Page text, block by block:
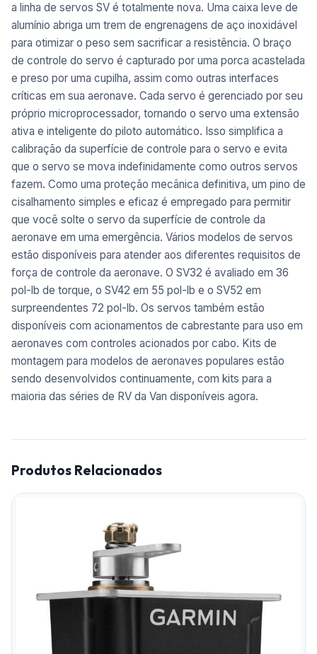
a linha de servos SV é totalmente nova. Uma caixa leve de
alumínio abriga um trem de engrenagens de aço inoxidável
para otimizar o peso sem sacrificar a resistência. O braço
de controle do servo é capturado por uma porca acastelada
e preso por uma cupilha, assim como outras interfaces
críticas em sua aeronave. Cada servo é gerenciado por seu
próprio microprocessador, tornando o servo uma extensão
ativa e inteligente do piloto automático. Isso simplifica a
calibração da superfície de controle para o servo e evita
que o servo se mova indefinidamente como outros servos
fazem. Como uma proteção mecânica definitiva, um pino de
cisalhamento simples e eficaz é empregado para permitir
que você solte o servo da superfície de controle da
aeronave em uma emergência. Vários modelos de servos
estão disponíveis para atender aos diferentes requisitos de
força de controle da aeronave. O SV32 é avaliado em 36
pol-lb de torque, o SV42 em 55 pol-lb e o SV52 em
surpreendentes 72 pol-lb. Os servos também estão
disponíveis com acionamentos de cabrestante para uso em
aeronaves com controles acionados por cabo. Kits de
montagem para modelos de aeronaves populares estão
sendo desenvolvidos continuamente, com kits para a
maioria das séries de RV da Van disponíveis agora.
Produtos Relacionados